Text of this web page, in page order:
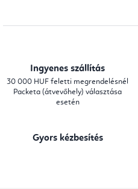
Ingyenes szállítás
30 000 HUF feletti megrendelésnél
Packeta (átvevőhely) választása
esetén
Gyors kézbesítés